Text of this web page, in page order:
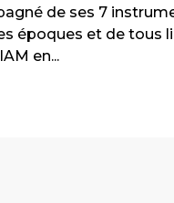
de ses 7
époques et de tous
en...